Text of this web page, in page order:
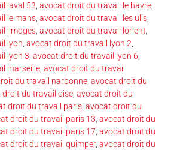
laval 53, avocat droit du travail le havre,
le mans, avocat droit du travail les ulis,
limoges, avocat droit du travail lorient,
lyon, avocat droit du travail lyon 2,
lyon 3, avocat droit du travail lyon 6,
marseille, avocat droit du travail
du travail narbonne, avocat droit du
droit du travail oise, avocat droit du
droit du travail paris, avocat droit du
droit du travail paris 13, avocat droit du
droit du travail paris 17, avocat droit du
droit du travail quimper, avocat droit du